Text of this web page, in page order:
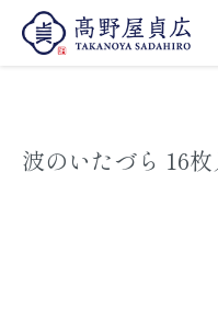
ホーム 通年商品 焼菓子
波のいたづら 16枚